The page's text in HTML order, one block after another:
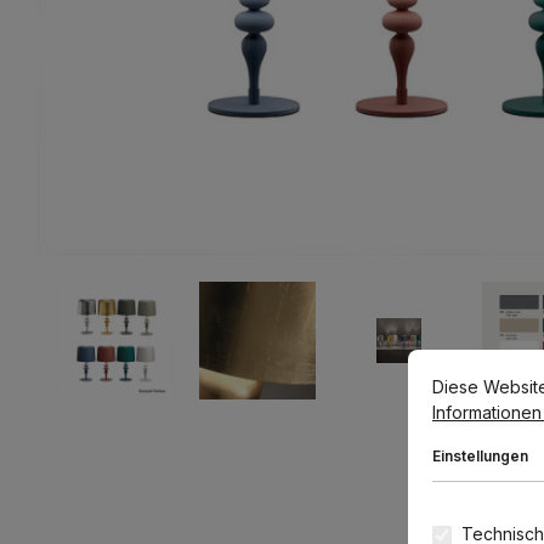
Cookie-
Diese Website
Diese
Informationen
Einstellungen